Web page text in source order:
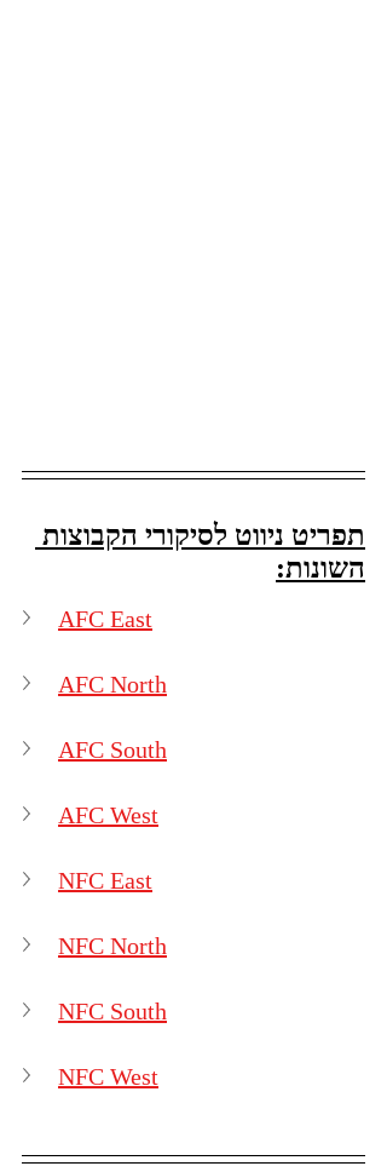
תפריט ניווט לסיקורי הקבוצות
השונות:
AFC East
AFC North
AFC South
AFC West
NFC East
NFC North
NFC South
NFC West